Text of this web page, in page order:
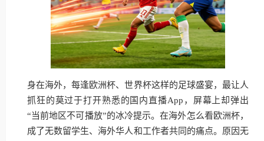
身在海外，每逢欧洲杯、世界杯这样的足球盛宴，最让人
抓狂的莫过于打开熟悉的国内直播App，屏幕上却弹出
“当前地区不可播放”的冰冷提示。在海外怎么看欧洲杯，
成了无数留学生、海外华人和工作者共同的痛点。原因无